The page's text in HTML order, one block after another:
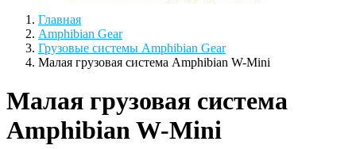
Главная
Amphibian Gear
Грузовые системы Amphibian Gear
Малая грузовая система Amphibian W-Mini
Малая грузовая система
Amphibian W-Mini